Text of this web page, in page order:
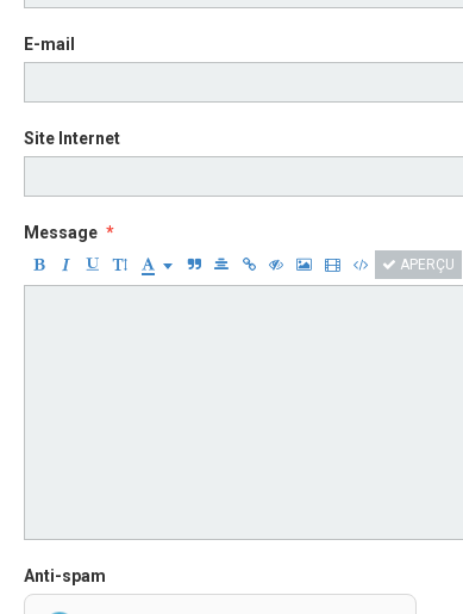
E-mail
Site Internet
Message
APERÇU
Anti-spam